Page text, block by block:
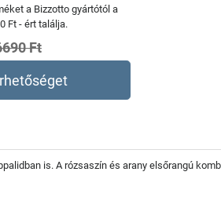
a Bizzotto gyártótól a
Ft - ért találja.
Ft
is. A rózsaszín és arany elsőrangú